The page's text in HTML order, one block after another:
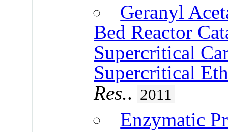
Geranyl
Bed Reactor
Supercritical
Supercritical
Res.. 2011
Enzymatic